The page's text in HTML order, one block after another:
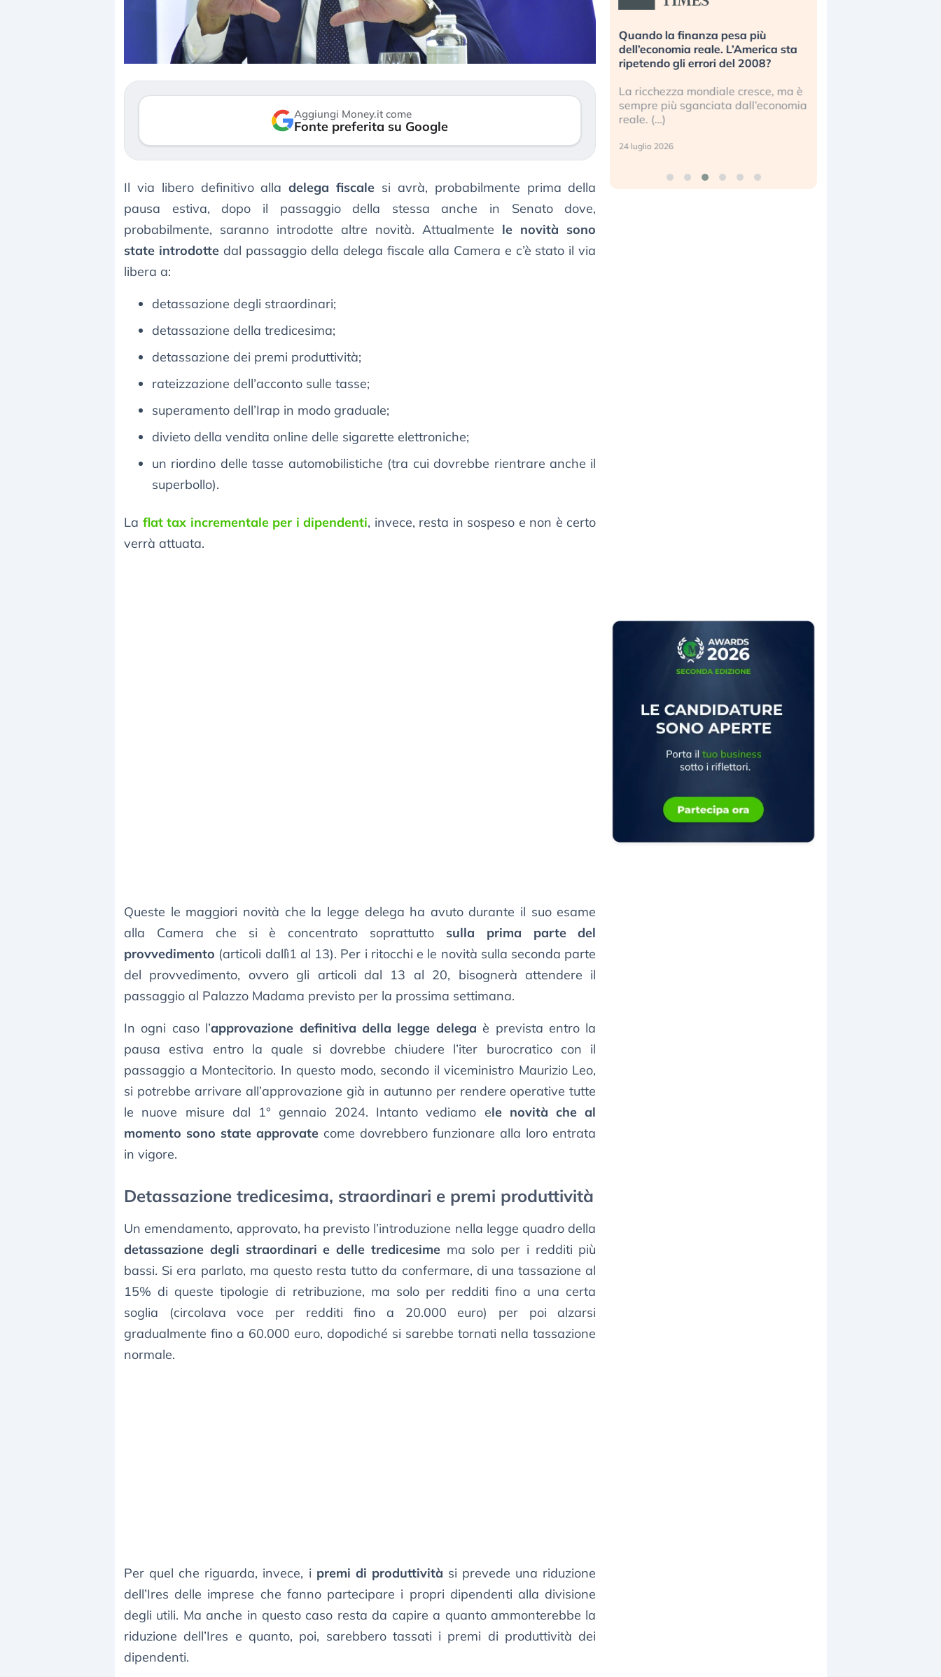
Aggiungi Money.it come
Fonte preferita su Google
Il via libero definitivo alladelega fiscale si avrà, probabilmente prima della
pausa estiva, dopo il passaggio della stessa anche in Senato dove,
probabilmente, saranno introdotte altre novità. Attualmente le novità sono
state introdottedal passaggio della delega fiscale alla Camera e c’è stato il via
libera a:
detassazione degli straordinari;
detassazione della tredicesima;
detassazione dei premi produttività;
rateizzazione dell’acconto sulle tasse;
superamento dell’Irap in modo graduale;
divieto della vendita online delle sigarette elettroniche;
un riordino delle tasse automobilistiche (tra cui dovrebbe rientrare anche il
superbollo).
La flat tax incrementale per i dipendenti, invece, resta in sospeso e non è certo
verrà attuata.
Queste le maggiori novità che la legge delega ha avuto durante il suo esame
alla Camera che si è concentrato soprattutto sulla prima parte del
provvedimento (articoli dallì1 al 13). Per i ritocchi e le novità sulla seconda parte
del provvedimento, ovvero gli articoli dal 13 al 20, bisognerà attendere il
passaggio al Palazzo Madama previsto per la prossima settimana.
In ogni caso l’approvazione definitiva della legge delega è prevista entro la
pausa estiva entro la quale si dovrebbe chiudere l’iter burocratico con il
passaggio a Montecitorio. In questo modo, secondo il viceministro Maurizio Leo,
si potrebbe arrivare all’approvazione già in autunno per rendere operative tutte
le nuove misure dal 1° gennaio 2024. Intanto vediamo ele novità che al
momento sono state approvate come dovrebbero funzionare alla loro entrata
in vigore.
Detassazione tredicesima, straordinari e premi produttività
Un emendamento, approvato, ha previsto l’introduzione nella legge quadro della
detassazione degli straordinari e delle tredicesimema solo per i redditi più
bassi. Si era parlato, ma questo resta tutto da confermare, di una tassazione al
15% di queste tipologie di retribuzione, ma solo per redditi fino a una certa
soglia (circolava voce per redditi fino a 20.000 euro) per poi alzarsi
gradualmente fino a 60.000 euro, dopodiché si sarebbe tornati nella tassazione
normale.
Per quel che riguarda, invece, i premi di produttività si prevede una riduzione
dell’Ires delle imprese che fanno partecipare i propri dipendenti alla divisione
degli utili. Ma anche in questo caso resta da capire a quanto ammonterebbe la
riduzione dell’Ires e quanto, poi, sarebbero tassati i premi di produttività dei
dipendenti.
Dalle valutazioni estreme alla
correzione. Cosa sta guidando il
repricing degli asset?
3 agosto 2026
«La mia vita è rovinata». Investitori
in preda al panico dopo lo scoppio
della bolla AI
Kospi, mentre gli investitori retail (…)
30 luglio 2026
Quando la finanza pesa più
dell’economia reale. L’America sta
ripetendo gli errori del 2008?
La ricchezza mondiale cresce, ma è
sempre più sganciata dall’economia
reale. (…)
24 luglio 2026